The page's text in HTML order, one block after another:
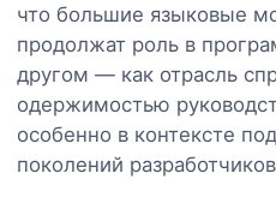
что большие языковые
продолжат роль в
другом — как отрасль
одержимостью
особенно в контексте
поколений